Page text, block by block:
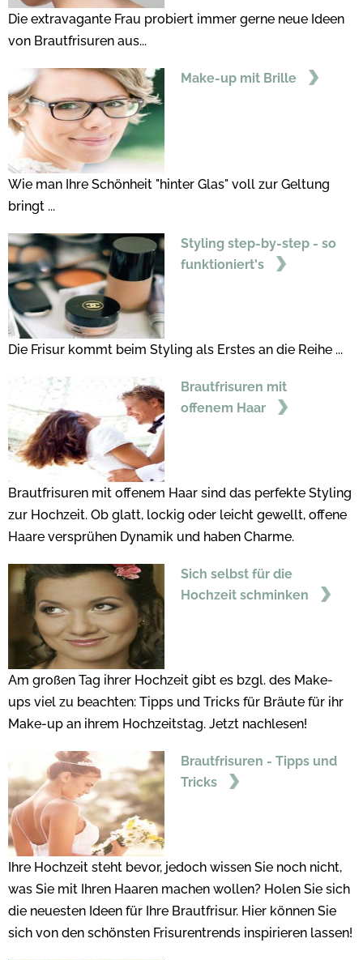
Die extravagante Frau probiert immer gerne neue Ideen
von Brautfrisuren aus...
Make-up mit Brille
Wie man Ihre Schönheit "hinter Glas" voll zur Geltung
bringt ...
Styling step-by-step - so
funktioniert's
Die Frisur kommt beim Styling als Erstes an die Reihe ...
Brautfrisuren mit
offenem Haar
Brautfrisuren mit offenem Haar sind das perfekte Styling
zur Hochzeit. Ob glatt, lockig oder leicht gewellt, offene
Haare versprühen Dynamik und haben Charme.
Sich selbst für die
Hochzeit schminken
Am großen Tag ihrer Hochzeit gibt es bzgl. des Make-
ups viel zu beachten: Tipps und Tricks für Bräute für ihr
Make-up an ihrem Hochzeitstag. Jetzt nachlesen!
Brautfrisuren - Tipps und
Tricks
Ihre Hochzeit steht bevor, jedoch wissen Sie noch nicht,
was Sie mit Ihren Haaren machen wollen? Holen Sie sich
die neuesten Ideen für Ihre Brautfrisur. Hier können Sie
sich von den schönsten Frisurentrends inspirieren lassen!